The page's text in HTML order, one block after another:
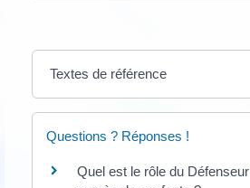
Textes de référence
Questions ? Réponses !
Quel est le rôle du